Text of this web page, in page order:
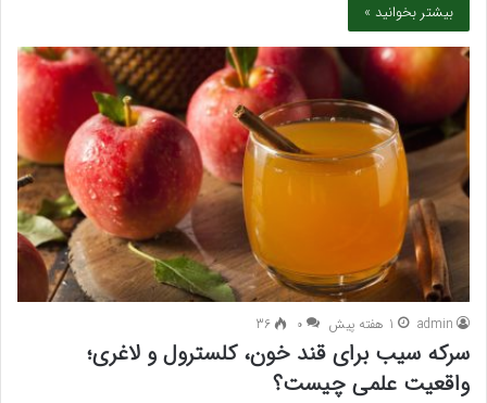
بیشتر بخوانید »
admin 1 هفته پیش ۰ 36
سرکه سیب برای قند خون، کلسترول و لاغری؛
واقعیت علمی چیست؟